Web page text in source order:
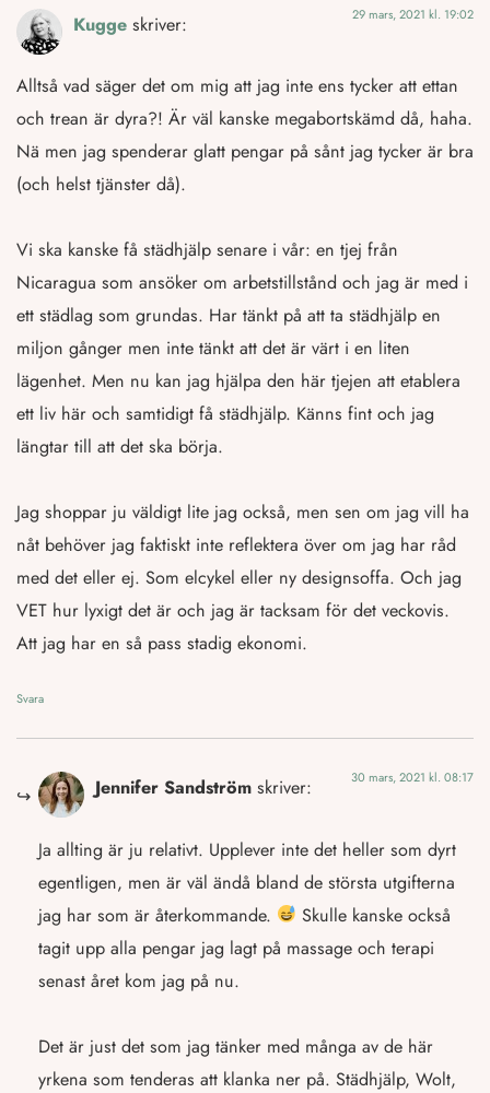
Kugge skriver: 29 mars, 2021 kl. 19:02
Alltså vad säger det om mig att jag inte ens tycker att ettan
och trean är dyra?! Är väl kanske megabortskämd då, haha.
Nä men jag spenderar glatt pengar på sånt jag tycker är bra
(och helst tjänster då).
Vi ska kanske få städhjälp senare i vår: en tjej från
Nicaragua som ansöker om arbetstillstånd och jag är med i
ett städlag som grundas. Har tänkt på att ta städhjälp en
miljon gånger men inte tänkt att det är värt i en liten
lägenhet. Men nu kan jag hjälpa den här tjejen att etablera
ett liv här och samtidigt få städhjälp. Känns fint och jag
längtar till att det ska börja.
Jag shoppar ju väldigt lite jag också, men sen om jag vill ha
nåt behöver jag faktiskt inte reflektera över om jag har råd
med det eller ej. Som elcykel eller ny designsoffa. Och jag
VET hur lyxigt det är och jag är tacksam för det veckovis.
Att jag har en så pass stadig ekonomi.
Svara
Jennifer Sandström skriver: 30 mars, 2021 kl. 08:17
Ja allting är ju relativt. Upplever inte det heller som dyrt
egentligen, men är väl ändå bland de största utgifterna
jag har som är återkommande.
Skulle kanske också
tagit upp alla pengar jag lagt på massage och terapi
senast året kom jag på nu.
Det är just det som jag tänker med många av de här
yrkena som tenderas att klanka ner på. Städhjälp, Wolt,